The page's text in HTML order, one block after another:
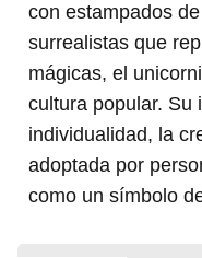
con estampados
surrealistas que
mágicas, el
cultura popular. Su
individualidad, la
adoptada por
como un símbolo